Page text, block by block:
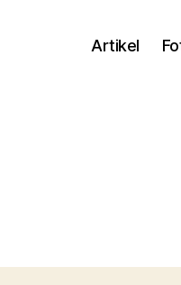
Artikel